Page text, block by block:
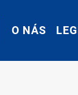
O NÁS
O NÁS